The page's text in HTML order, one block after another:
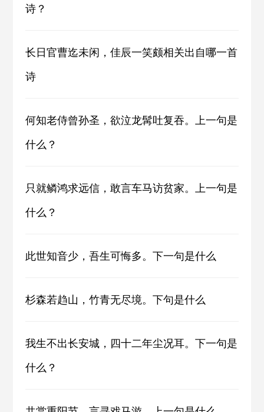
诗？
长日官曹迄未闲，佳辰一笑颇相关出自哪一首
诗
何知老侍曾孙圣，欲泣龙髯吐复吞。上一句是
什么？
只就鳞鸿求远信，敢言车马访贫家。上一句是
什么？
此世知音少，吾生可悔多。下一句是什么
杉森若趋山，竹青无尽境。下句是什么
我生不出长安城，四十二年尘况耳。下一句是
什么？